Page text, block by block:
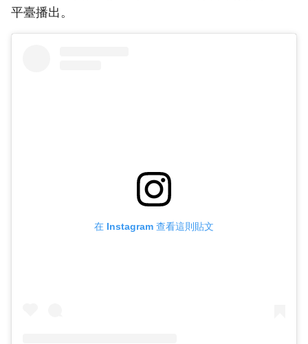
平臺播出。
在 Instagram 查看這則貼文